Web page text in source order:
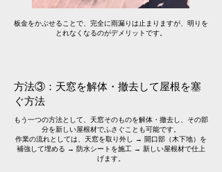
​板金をかぶせることで、完全に雨漏りは止まりますが、明りを
とれなくなるのがデメリットです。
方法③：天窓を解体・撤去して屋根を塞
ぐ方法
もう一つの方法として、天窓そのものを解体・撤去し、その部
分を新しい屋根材でふさぐことも可能です。
作業の流れとしては、天窓を取り外し → 開口部（木下地）を
補強して埋める → 防水シートを施工 → 新しい屋根材で仕上
げます。